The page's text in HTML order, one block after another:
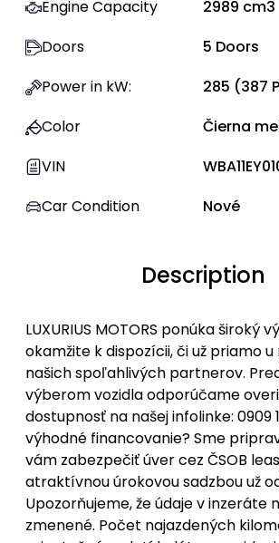
Engine Capacity
2989 cm3
Doors
5 Doors
Power in kW: 285 (387
Color
Čierna
VIN
Car Condition
Nové
Description
LUXURIUS MOTORS ponúka široký
okamžite k dispozícii, či už priamo u
našich spoľahlivých partnerov.
výberom vozidla odporúčame
dostupnosť na našej infolinke: 0909
výhodné financovanie? Sme
vám zabezpečiť úver cez ČSOB
atraktívnou úrokovou sadzbou už
Upozorňujeme, že údaje v inzeráte
zmenené. Počet najazdených